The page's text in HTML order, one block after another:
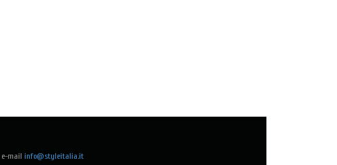
e-mail info@styleitalia.it